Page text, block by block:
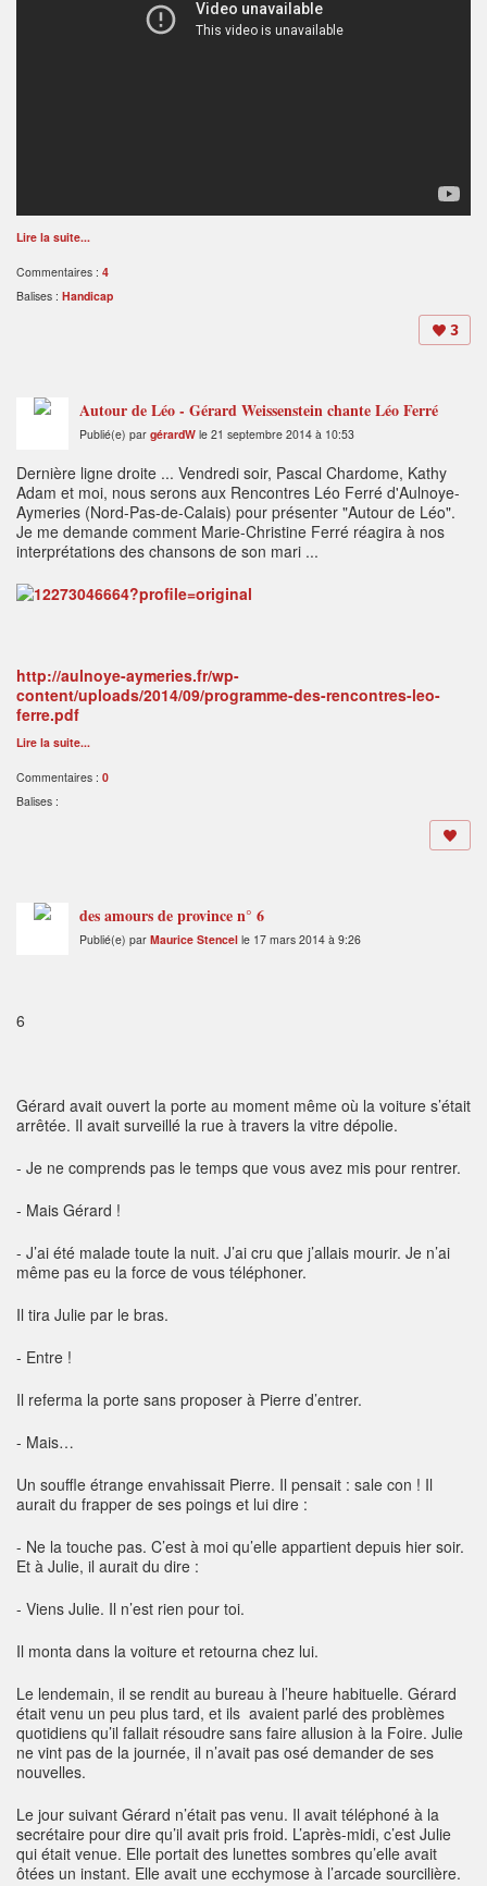
Lire la suite...
Commentaires : 4
Balises : Handicap
3
Autour de Léo - Gérard Weissenstein chante Léo Ferré
Publié(e) par gérardW le 21 septembre 2014 à 10:53
Dernière ligne droite ... Vendredi soir, Pascal Chardome, Kathy
Adam et moi, nous serons aux Rencontres Léo Ferré d'Aulnoye-
Aymeries (Nord-Pas-de-Calais) pour présenter "Autour de Léo".
Je me demande comment Marie-Christine Ferré réagira à nos
interprétations des chansons de son mari ...
http://aulnoye-aymeries.fr/wp-
content/uploads/2014/09/programme-des-rencontres-leo-
ferre.pdf
Lire la suite...
Commentaires : 0
Balises :
des amours de province n° 6
Publié(e) par Maurice Stencel le 17 mars 2014 à 9:26
6
Gérard avait ouvert la porte au moment même où la voiture s’était
arrêtée. Il avait surveillé la rue à travers la vitre dépolie.
- Je ne comprends pas le temps que vous avez mis pour rentrer.
- Mais Gérard !
- J’ai été malade toute la nuit. J’ai cru que j’allais mourir. Je n’ai
même pas eu la force de vous téléphoner.
Il tira Julie par le bras.
- Entre !
Il referma la porte sans proposer à Pierre d’entrer.
- Mais…
Un souffle étrange envahissait Pierre. Il pensait : sale con ! Il
aurait du frapper de ses poings et lui dire :
- Ne la touche pas. C’est à moi qu’elle appartient depuis hier soir.
Et à Julie, il aurait du dire :
- Viens Julie. Il n’est rien pour toi.
Il monta dans la voiture et retourna chez lui.
Le lendemain, il se rendit au bureau à l’heure habituelle. Gérard
était venu un peu plus tard, et ils avaient parlé des problèmes
quotidiens qu’il fallait résoudre sans faire allusion à la Foire. Julie
ne vint pas de la journée, il n’avait pas osé demander de ses
nouvelles.
Le jour suivant Gérard n’était pas venu. Il avait téléphoné à la
secrétaire pour dire qu’il avait pris froid. L’après-midi, c’est Julie
qui était venue. Elle portait des lunettes sombres qu’elle avait
ôtées un instant. Elle avait une ecchymose à l’arcade sourcilière.